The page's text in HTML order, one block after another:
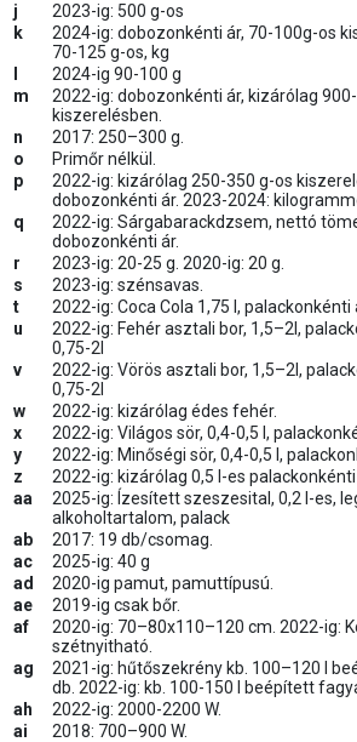
j
2023-ig: 500 g-os
k
2024-ig: dobozonkénti ár, 70-100g-os
70-125 g-os, kg
2024-ig 90-100 g
m
2022-ig: dobozonkénti ár, kizárólag
kiszerelésben.
n
2017: 250–300 g.
o
Primőr nélkül.
p
2022-ig: kizárólag 250-350 g-os
dobozonkénti ár. 2023-2024:
q
2022-ig: Sárgabarackdzsem, nettó
dobozonkénti ár.
r
2023-ig: 20-25 g. 2020-ig: 20 g.
s
2023-ig: szénsavas.
t
2022-ig: Coca Cola 1,75 l, palackonkénti
u
2022-ig: Fehér asztali bor, 1,5–2l,
0,75-2l
v
2022-ig: Vörös asztali bor, 1,5–2l,
0,75-2l
w
2022-ig: kizárólag édes fehér.
x
2022-ig: Világos sör, 0,4-0,5 l,
y
2022-ig: Minőségi sör, 0,4-0,5 l,
z
2022-ig: kizárólag 0,5 l-es palackonkénti
aa
2025-ig: Ízesített szeszesital, 0,2 l-es,
alkoholtartalom, palack
ab
2017: 19 db/csomag.
ac
2025-ig: 40 g
ad
2020-ig pamut, pamuttípusú.
ae
2019-ig csak bőr.
af
2020-ig: 70–80x110–120 cm. 2022-ig:
szétnyitható.
ag
2021-ig: hűtőszekrény kb. 100–120 l
db. 2022-ig: kb. 100-150 l beépített
ah
2022-ig: 2000-2200 W.
ai
2018: 700–900 W.